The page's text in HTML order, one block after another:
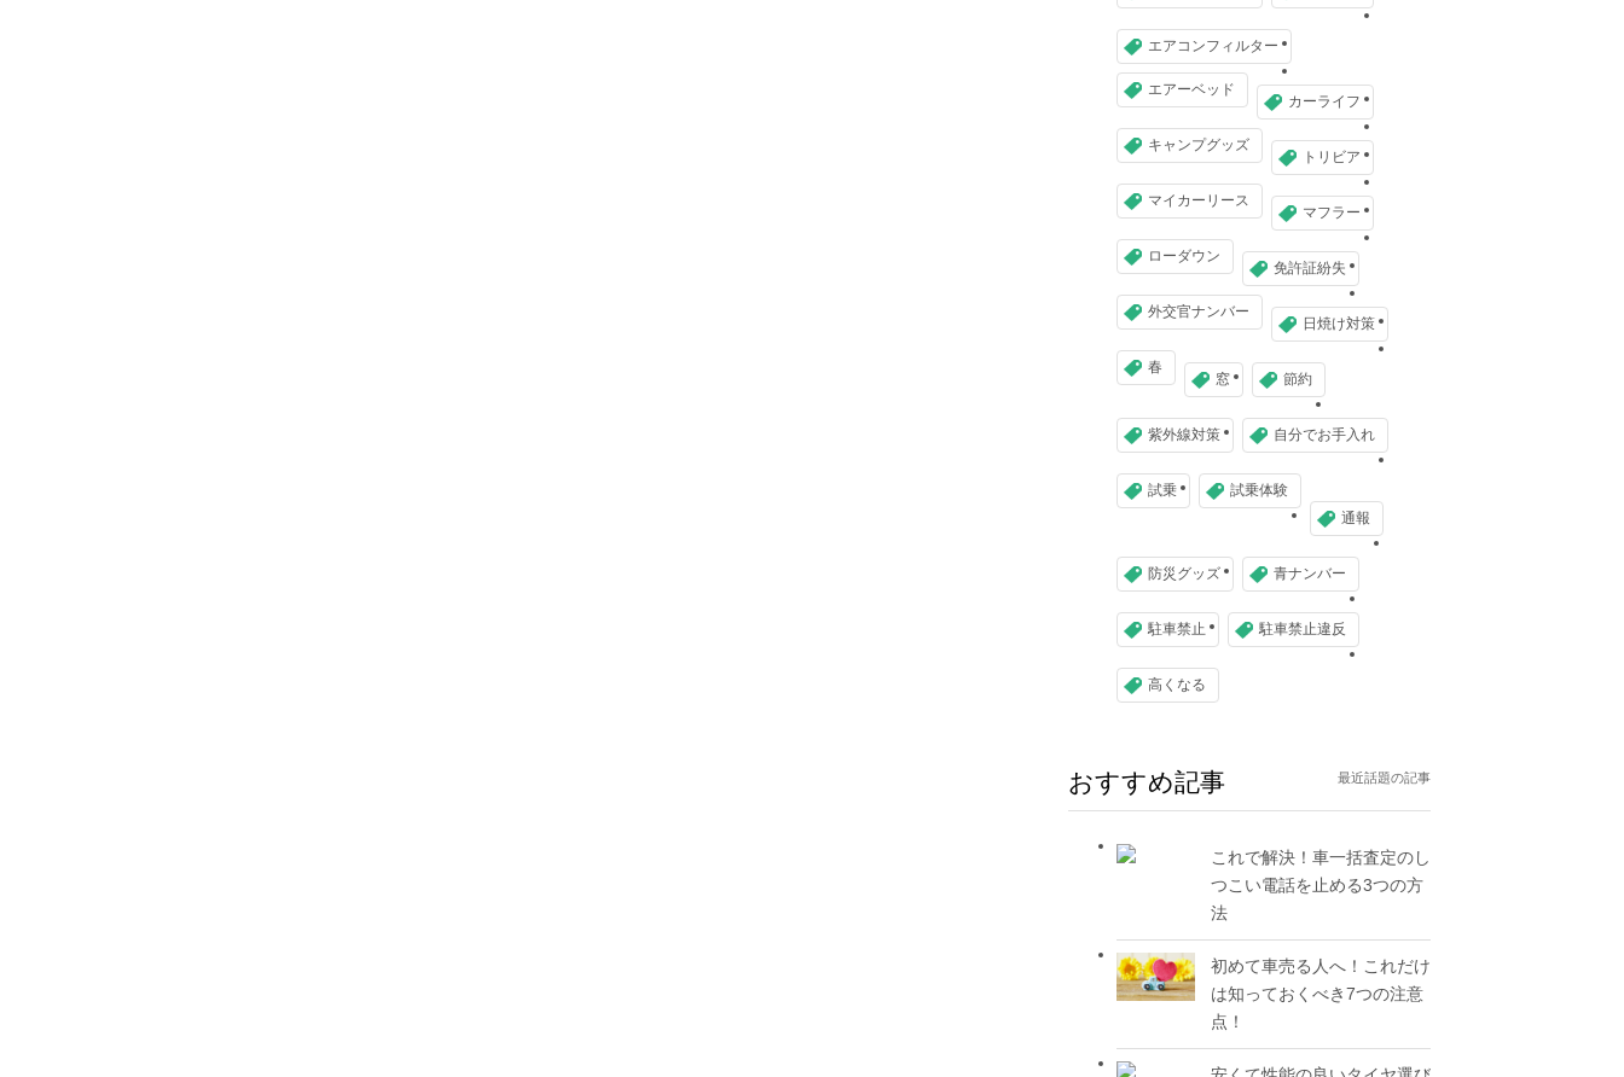
エアコンフィルター
エアーベッド
カーライフ
キャンプグッズ
トリビア
マイカーリース
マフラー
ローダウン
免許証紛失
外交官ナンバー
日焼け対策
春
窓 節約
紫外線対策 自分でお手入れ
試乗
試乗体験
通報
防災グッズ 青ナンバー
駐車禁止 駐車禁止違反
高くなる
おすすめ記事 最近話題の記事
これで解決！車一括査定のし
つこい電話を止める3つの方
法
初めて車売る人へ！これだけ
は知っておくべき7つの注意
点！